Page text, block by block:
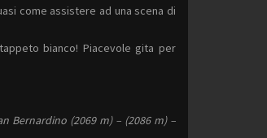
come assistere ad una scena di
bianco! Piacevole gita per
Bernardino (2069 m) – (2086 m) –